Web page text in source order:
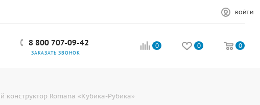
ВОЙТИ
8 800 707-09-42
ЗАКАЗАТЬ ЗВОНОК
0 0 0
конструктор Romana «Кубика-Рубика»